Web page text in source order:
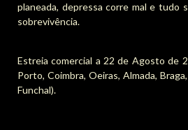
planeada, depressa corre mal e tudo
sobrevivência.
Estreia comercial a 22 de Agosto de
Porto, Coimbra, Oeiras, Almada,
Funchal).